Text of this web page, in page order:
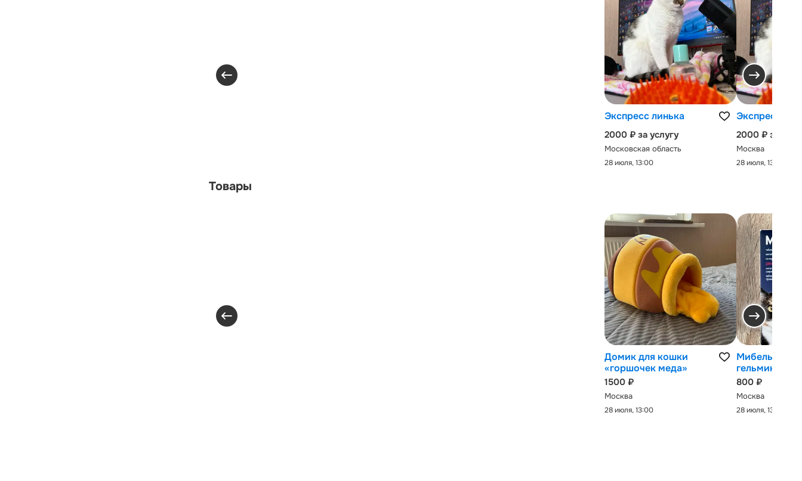
Экспресс линька
2000 ₽ за услугу
Московская область
28 июля, 13:00
Экспресс-
2000 ₽ за
Москва
28 июля, 13:00
Товары
Домик для кошки
«горшочек меда»
1500 ₽
Москва
28 июля, 13:00
Мибельмакс
гельминтов
800 ₽
Москва
28 июля, 13:00